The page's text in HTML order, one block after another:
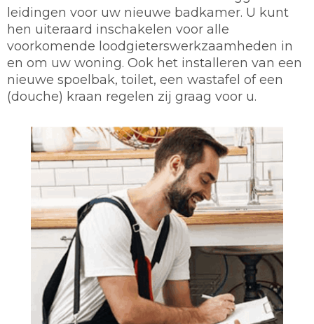
leidingen voor uw nieuwe badkamer. U kunt
hen uiteraard inschakelen voor alle
voorkomende loodgieterswerkzaamheden in
en om uw woning. Ook het installeren van een
nieuwe spoelbak, toilet, een wastafel of een
(douche) kraan regelen zij graag voor u.